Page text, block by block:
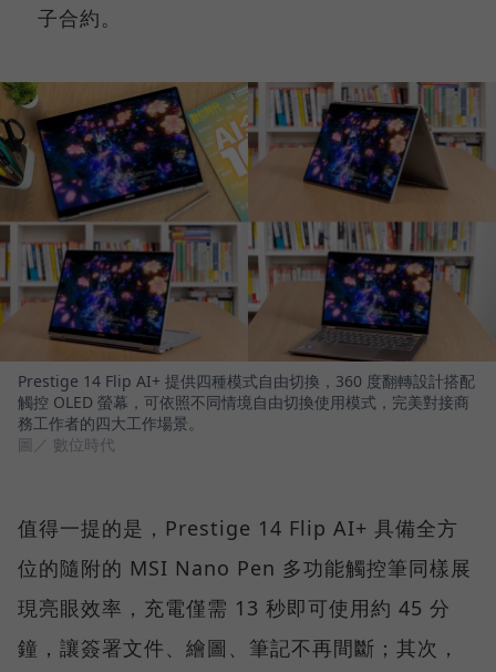
子合約。
Prestige 14 Flip AI+ 提供四種模式自由切換，360 度翻轉設計搭配
觸控 OLED 螢幕，可依照不同情境自由切換使用模式，完美對接商
務工作者的四大工作場景。
圖／ 數位時代
值得一提的是，Prestige 14 Flip AI+ 具備全方
位的隨附的 MSI Nano Pen 多功能觸控筆同樣展
現亮眼效率，充電僅需 13 秒即可使用約 45 分
鐘，讓簽署文件、繪圖、筆記不再間斷；其次，